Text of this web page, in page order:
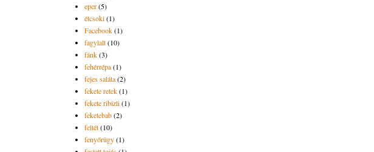
eper(5)
étcsoki(1)
Facebook(1)
fagylalt(10)
fánk(3)
fehérrépa(1)
fejes saláta(2)
fekete retek(1)
fekete ribizli(1)
feketebab(2)
feltét(10)
fenyőrügy(1)